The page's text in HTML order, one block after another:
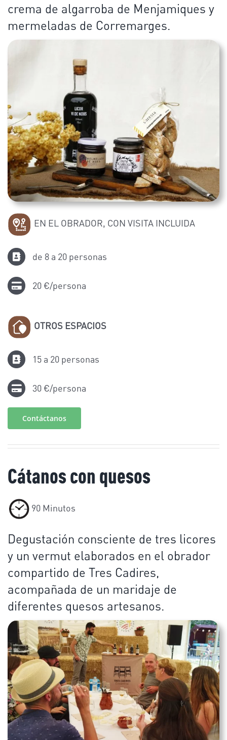
crema de algarroba de Menjamiques y
mermeladas de Corremarges.
EN EL OBRADOR, CON VISITA INCLUIDA
de 8 a 20 personas
20 €/persona
OTROS ESPACIOS
15 a 20 personas
30 €/persona
Contáctanos
Cátanos con quesos
90 Minutos
Degustación consciente de tres licores
y un vermut elaborados en el obrador
compartido de Tres Cadires,
acompañada de un maridaje de
diferentes quesos artesanos.